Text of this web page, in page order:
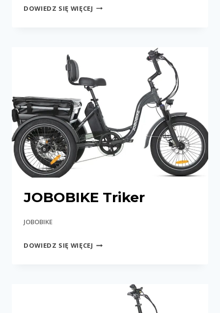
DOWIEDZ SIĘ WIĘCEJ JOBOBIKE
JOBOBIKE Triker
JOBOBIKE
DOWIEDZ SIĘ WIĘCEJ JOBOBIKE